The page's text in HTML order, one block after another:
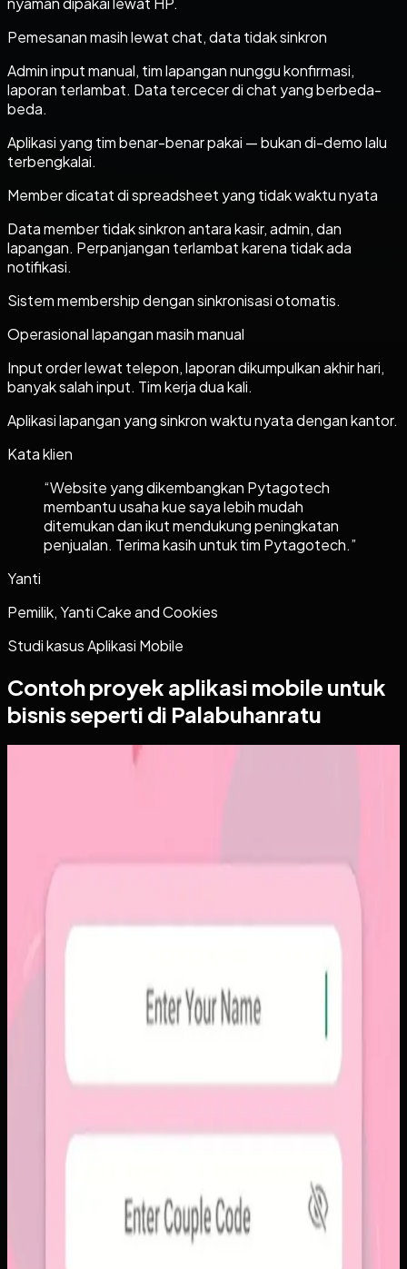
Pemesanan masih lewat chat, data tidak sinkron
Admin input manual, tim lapangan nunggu konfirmasi,
laporan terlambat. Data tercecer di chat yang berbeda-
beda.
Aplikasi yang tim benar-benar pakai — bukan di-demo lalu
terbengkalai.
Member dicatat di spreadsheet yang tidak waktu nyata
Data member tidak sinkron antara kasir, admin, dan
lapangan. Perpanjangan terlambat karena tidak ada
notifikasi.
Sistem membership dengan sinkronisasi otomatis.
Operasional lapangan masih manual
Input order lewat telepon, laporan dikumpulkan akhir hari,
banyak salah input. Tim kerja dua kali.
Aplikasi lapangan yang sinkron waktu nyata dengan kantor.
Kata klien
“Website yang dikembangkan Pytagotech
membantu usaha kue saya lebih mudah
ditemukan dan ikut mendukung peningkatan
penjualan. Terima kasih untuk tim Pytagotech.”
Yanti
Pemilik, Yanti Cake and Cookies
Studi kasusAplikasi Mobile
Contoh proyek aplikasi mobile untuk
bisnis seperti di Palabuhanratu
Sebelumnya
Platform sosial umum sering membuat momen personal
tenggelam di antara konten publik, iklan, dan tekanan
untuk selalu tampil sempurna. Pengguna membutuhkan
Kami membangun aplikasi mobile dengan alur berbagi yang
ringkas, notifikasi cepat, dan arsip momen yang tersusun
rapi. Sistemnya dirancang untuk percakapan visual yang
lebih personal tanpa membawa beban feed publik.